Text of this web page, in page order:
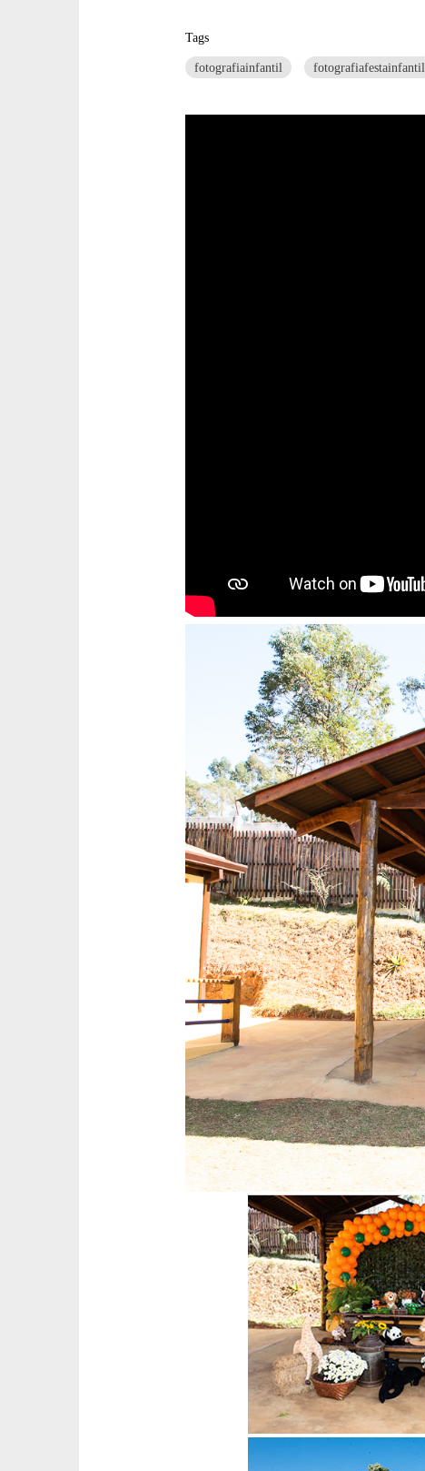
Tags
fotografiainfantil fotografiafestainfantil